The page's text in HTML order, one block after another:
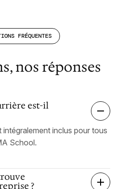
FRÉQUENTES
nos réponses
est-il
inclus pour tous
School.
?